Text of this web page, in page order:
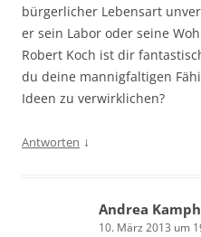
bürgerlicher Lebensart
er sein Labor oder seine
Robert Koch ist dir
du deine mannigfaltigen
Ideen zu verwirklichen?
Antworten ↓
Andrea
10. März 2013 um